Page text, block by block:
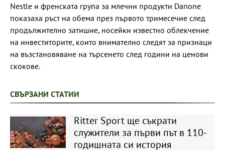
Nestle и френската група за млечни продукти Danone
показаха ръст на обема през първото тримесечие след
продължително затишие, носейки известно облекчение
на инвеститорите, които внимателно следят за признаци
на възстановяване на търсенето след години на ценови
скокове.
СВЪРЗАНИ СТАТИИ
Ritter Sport ще съкрати
служители за първи път в 110-
годишната си история